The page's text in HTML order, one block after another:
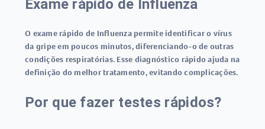
Exame rápido de Influenza
O exame rápido de Influenzapermite identificar o vírus
da gripe em poucos minutos, diferenciando-o de outras
condições respiratórias. Esse diagnóstico rápido ajuda na
definição do melhor tratamento, evitando complicações.
Por que fazer testes rápidos?